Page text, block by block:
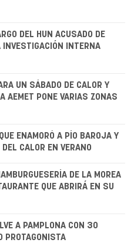
DEL HUN ACUSADO DE
INTERNA
UN SÁBADO DE CALOR Y
AEMET PONE VARIAS ZONAS
ENAMORÓ A PÍO BAROJA Y
CALOR EN VERANO
DE LA MOREA
QUE ABRIRÁ EN SU
A PAMPLONA CON 30
PROTAGONISTA